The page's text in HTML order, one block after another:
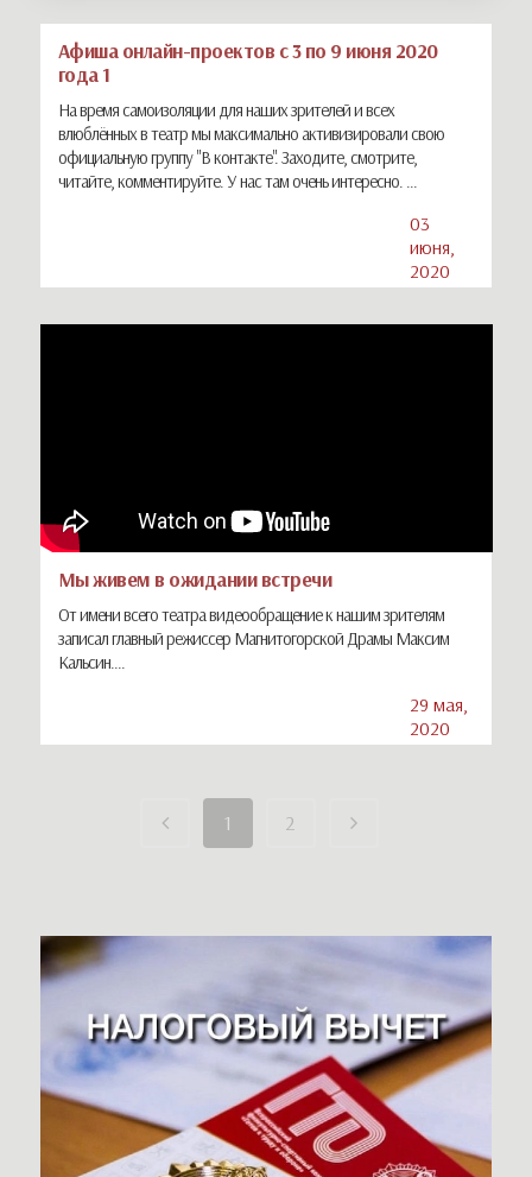
Афиша онлайн-проектов с 3 по 9 июня 2020
года 1
На время самоизоляции для наших зрителей и всех
влюблённых в театр мы максимально активизировали свою
официальную группу "В контакте". Заходите, смотрите,
читайте, комментируйте. У нас там очень интересно. ...
03
июня,
2020
Мы живем в ожидании встречи
От имени всего театра видеообращение к нашим зрителям
записал главный режиссер Магнитогорской Драмы Максим
Кальсин....
29 мая,
2020
1 2